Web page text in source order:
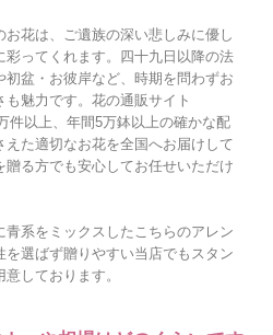
花は、ご遺族の深い悲しみに優し
彩ってくれます。四十九日以降の法
盆・お彼岸など、時期を問わずお
魅力です。花の通販サイト
件以上、年間5万鉢以上の確かな配
た適切なお花を全国へお届けして
る方でも安心してお任せいただけ
系をミックスしたこちらのアレン
選ばず贈りやすい当店でもスタン
しております。